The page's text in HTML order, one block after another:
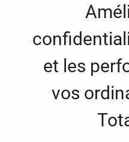
et les
vos